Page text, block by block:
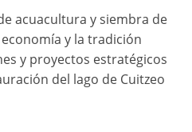
acuacultura y siembra de
y la tradición
y proyectos estratégicos
del lago de Cuitzeo